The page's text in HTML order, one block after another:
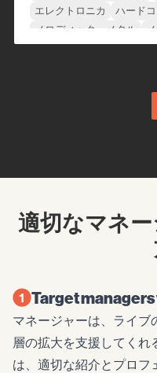
エレクトロニカ
ハード
メロディック・メタル
適切なマネ
Target
マネージャーは、ライブ
層の拡大を支援してくれ
は、適切な紹介とプロフ